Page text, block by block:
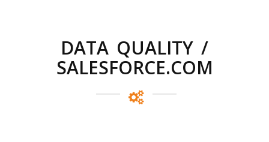
DATA QUALITY /
SALESFORCE.COM